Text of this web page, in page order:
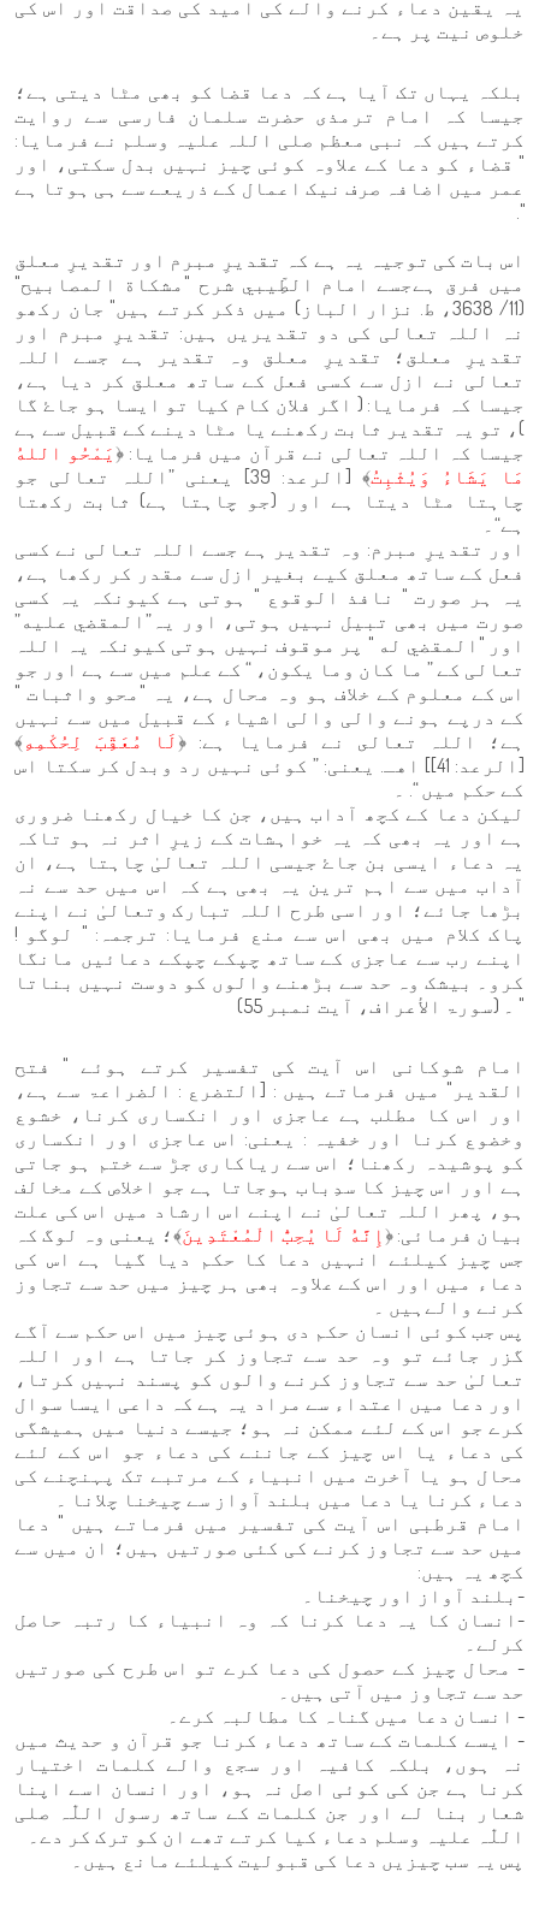
یہ یقین دعاء کرنے والے کی امید کی صداقت اور اس کی
خلوص نیت پر ہے۔
بلکہ یہاں تک آیا ہے کہ دعا قضا کو بھی مٹا دیتی ہے؛
جیسا کہ امام ترمذی حضرت سلمان فارسی سے روایت
کرتے ہیں کہ نبی معظم صلی اللہ علیہ وسلم نے فرمایا:
" قضاء کو دعا کے علاوہ کوئی چیز نہیں بدل سکتی، اور
عمر میں اضافہ صرف نیک اعمال کے ذریعے سے ہی ہوتا ہے
".
اس بات کی توجیہ یہ ہے کہ تقدیرِ مبرم اور تقدیرِ معلق
میں فرق ہےجسے امام الطِّيبي شرح "مشكاة المصابيح"
(11/ 3638، ط. نزار الباز) میں ذکر کرتے ہیں" جان رکھو
نہ اللہ تعالی کی دو تقدیریں ہیں: تقدیرِ مبرم اور
تقدیرِ معلق؛ تقدیرِ معلق وہ تقدیر ہے جسے اللہ
تعالی نے ازل سے کسی فعل کے ساتھ معلق کر دیا ہے،
جیسا کہ فرمایا: ( اگر فلان کام کیا تو ایسا ہو جاۓ گا
)، تو یہ تقدیر ثابت رکھنے یا مٹا دینے کے قبیل سے ہے
جیسا کہ اللہ تعالی نے قرآن میں فرمایا: ﴿يَمْحُو اللهُ
مَا يَشَاءُ وَيُثْبِتُ
﴾ [الرعد: 39] یعنی ”اللہ تعالی جو
چاہتا مٹا دیتا ہے اور (جو چاہتا ہے) ثابت رکھتا
ہے“۔
اور تقدیرِ مبرم: وہ تقدیر ہے جسے اللہ تعالی نے کسی
فعل کے ساتھ معلق کیے بغیر ازل سے مقدر کر رکھا ہے،
یہ ہر صورت " نافذ الوقوع " ہوتی ہے کیونکہ یہ کسی
صورت میں بھی تبیل نہیں ہوتی، اور یہ”المقضي عليه”
اور "المقضي له " پر موقوف نہیں ہوتی کیونکہ یہ اللہ
تعالی کے ” ما كان وما يكون، “ کے علم میں سے ہے اور جو
اس کے معلوم کے خلاف ہو وہ محال ہے، یہ "محو واثبات "
کے درپے ہونے والی والی اشیاء کے قبیل میں سے نہیں
ہے؛ اللہ تعالى نے فرمایا ہے: ﴿لَا مُعَقِّبَ لِحُكْمِهِ﴾
[الرعد: 41]] اهـ. یعنی: ” کوئی نہیں رد وبدل کر سکتا اس
کے حکم میں “. ۔
لیکن دعا کے کچھ آداب ہیں، جن کا خیال رکھنا ضروری
ہے اور یہ بھی کہ یہ خواہشات کے زیرِ اثر نہ ہو تاکہ
یہ دعاء ایسی بن جاۓ جیسی اللہ تعالیٰ چاہتا ہے، ان
آداب میں سے اہم ترین یہ بھی ہے کہ اس میں حد سے نہ
بڑھا جائے؛ اور اسی طرح اللہ تبارک وتعالیٰ نے اپنے
پاک کلام میں بھی اس سے منع فرمایا: ترجمہ: " لوگو !
اپنے رب سے عاجزی کے ساتھ چپکے چپکے دعائیں مانگا
کرو۔ بیشک وہ حد سے بڑھنے والوں کو دوست نہیں بناتا
" ۔ (سورۃ الأعراف، آیت نمبر 55)
امام شوکانی اس آیت کی تفسیر کرتے ہوئے " فتح
القدیر" میں فرماتے ہیں : [التضرع : الضراعۃ سے ہے،
اور اس کا مطلب ہے عاجزی اور انکساری کرنا، خشوع
وخضوع کرنا اور خفیہ : یعنی: اس عاجزی اور انکساری
کو پوشیدہ رکھنا؛ اس سے ریاکاری جڑ سے ختم ہو جاتی
ہے اور اس چیز کا سدِباب ہوجاتا ہے جو اخلاص کے مخالف
ہو، پھر اللہ تعالیٰ نے اپنے اس ارشاد میں اس کی علت
بیان فرمائی: ﴿ إِنَّهُ لَا يُحِبُّ الْمُعْتَدِينَ﴾؛ یعنی وہ لوگ کہ
جس چیز کیلئے انہیں دعا کا حکم دیا گیا ہے اس کی
دعاء میں اور اس کے علاوہ بھی ہر چیز میں حد سے تجاوز
کرنے والےہیں ۔
پس جب کوئی انسان حکم دی ہوئی چیز میں اس حکم سے آگے
گزر جائے تو وہ حد سے تجاوز کر جاتا ہے اور اللہ
تعالیٰ حد سے تجاوز کرنے والوں کو پسند نہیں کرتا،
اور دعا میں اعتداء سے مراد یہ ہے کہ داعی ایسا سوال
کرے جو اس کے لئے ممکن نہ ہو؛ جیسے دنیا میں ہمیشگی
کی دعاء یا اس چیز کے جاننے کی دعاء جو اس کے لئے
محال ہو یا آخرت میں انبیاء کے مرتبے تک پہنچنے کی
دعاء کرنا یا دعا میں بلند آواز سے چیخنا چلانا ۔
امام قرطبی اس آیت کی تفسیر میں فرماتے ہیں " دعا
میں حد سے تجاوز کرنے کی کئی صورتیں ہیں؛ ان میں سے
کچھ یہ ہیں:
-بلند آواز اور چیخنا۔
-انسان کا یہ دعا کرنا کہ وہ انبیاء کا رتبہ حاصل
کرلے۔
- محال چیز کے حصول کی دعا کرے تو اس طرح کی صورتیں
حد سے تجاوز میں آتی ہیں۔
- انسان دعا میں گناہ کا مطالبہ کرے۔
- ایسے کلمات کے ساتھ دعاء کرنا جو قرآن و حدیث میں
نہ ہوں، بلکہ کافیہ اور سجع والے کلمات اختیار
کرنا ہے جن کی کوئی اصل نہ ہو، اور انسان اسے اپنا
شعار بنا لے اور جن کلمات کے ساتھ رسول اللّٰہ صلی
اللّٰہ علیہ وسلم دعاء کیا کرتے تھے ان کو ترک کر دے۔
پس یہ سب چیزیں دعا کی قبولیت کیلئے مانع ہیں۔